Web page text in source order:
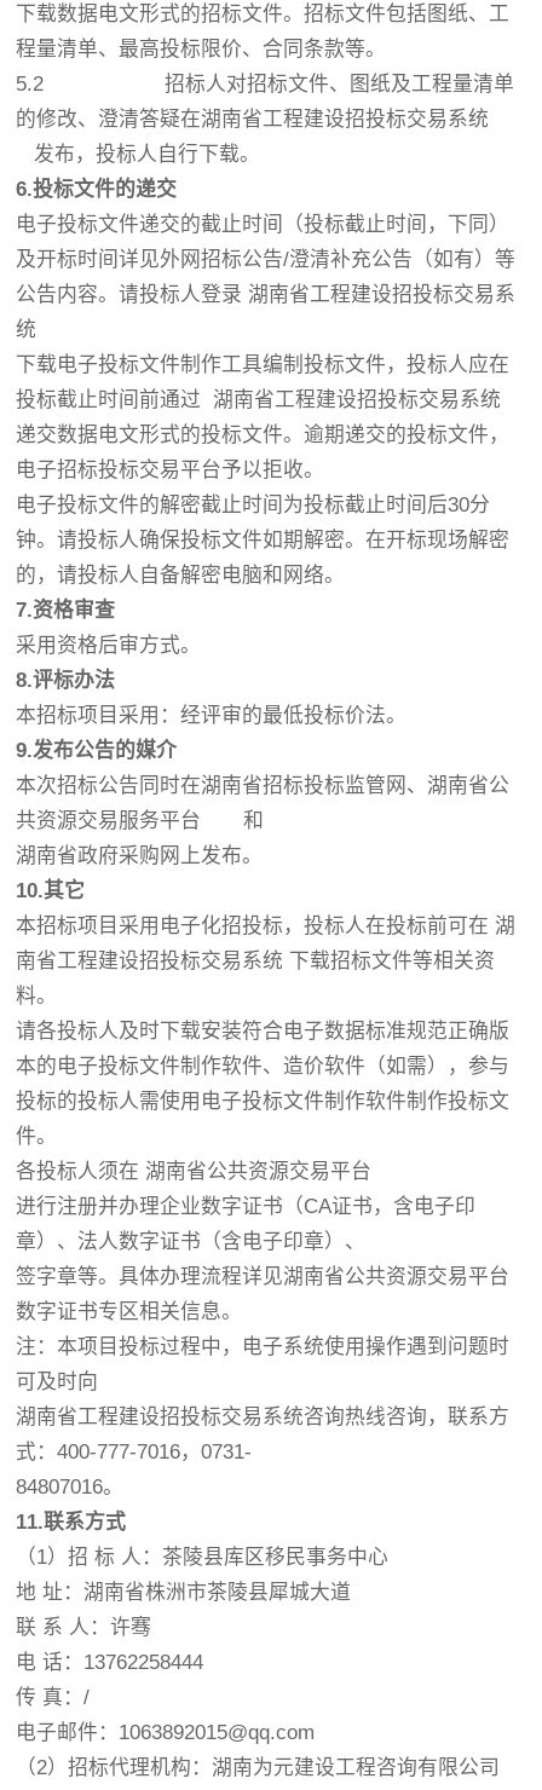
下载数据电文形式的招标文件。招标文件包括图纸、工
程量清单、最高投标限价、合同条款等。
5.2 招标人对招标文件、图纸及工程量清单
的修改、澄清答疑在湖南省工程建设招投标交易系统
发布，投标人自行下载。
6.投标文件的递交
电子投标文件递交的截止时间（投标截止时间，下同）
及开标时间详见外网招标公告/澄清补充公告（如有）等
公告内容。请投标人登录 湖南省工程建设招投标交易系
统
下载电子投标文件制作工具编制投标文件，投标人应在
投标截止时间前通过 湖南省工程建设招投标交易系统
递交数据电文形式的投标文件。逾期递交的投标文件，
电子招标投标交易平台予以拒收。
电子投标文件的解密截止时间为投标截止时间后30分
钟。请投标人确保投标文件如期解密。在开标现场解密
的，请投标人自备解密电脑和网络。
7.资格审查
采用资格后审方式。
8.评标办法
本招标项目采用：经评审的最低投标价法。
9.发布公告的媒介
本次招标公告同时在湖南省招标投标监管网、湖南省公
共资源交易服务平台 和
湖南省政府采购网上发布。
10.其它
本招标项目采用电子化招投标，投标人在投标前可在 湖
南省工程建设招投标交易系统 下载招标文件等相关资
料。
请各投标人及时下载安装符合电子数据标准规范正确版
本的电子投标文件制作软件、造价软件（如需），参与
投标的投标人需使用电子投标文件制作软件制作投标文
件。
各投标人须在 湖南省公共资源交易平台
进行注册并办理企业数字证书（CA证书，含电子印
章）、法人数字证书（含电子印章）、
签字章等。具体办理流程详见湖南省公共资源交易平台
数字证书专区相关信息。
注：本项目投标过程中，电子系统使用操作遇到问题时
可及时向
湖南省工程建设招投标交易系统咨询热线咨询，联系方
式：400-777-7016，0731-
84807016。
11.联系方式
（1）招 标 人：茶陵县库区移民事务中心
地 址：湖南省株洲市茶陵县犀城大道
联 系 人：许骞
电 话：13762258444
传 真：/
电子邮件：1063892015@qq.com
（2）招标代理机构：湖南为元建设工程咨询有限公司